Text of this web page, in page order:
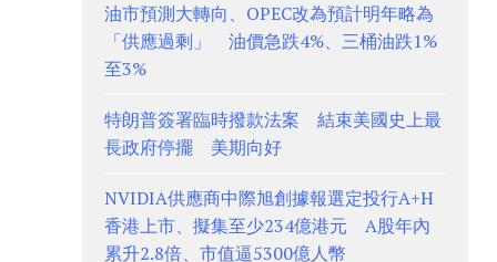
油市預測大轉向、OPEC改為預計明年略為
「供應過剩」 油價急跌4%、三桶油跌1%
至3%
特朗普簽署臨時撥款法案 結束美國史上最
長政府停擺 美期向好
NVIDIA供應商中際旭創據報選定投行A+H
香港上市、擬集至少234億港元 A股年內
累升2.8倍、市值逼5300億人幣